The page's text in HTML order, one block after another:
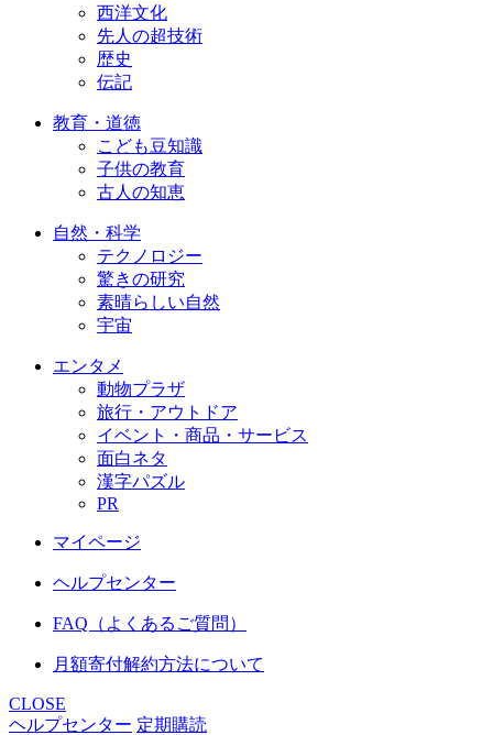
西洋文化
先人の超技術
歴史
伝記
教育・道徳
こども豆知識
子供の教育
古人の知恵
自然・科学
テクノロジー
驚きの研究
素晴らしい自然
宇宙
エンタメ
動物プラザ
旅行・アウトドア
イベント・商品・サービス
面白ネタ
漢字パズル
PR
マイページ
ヘルプセンター
FAQ（よくあるご質問）
月額寄付解約方法について
CLOSE
ヘルプセンター 定期購読